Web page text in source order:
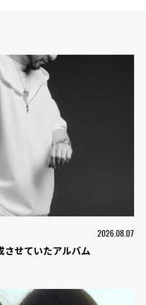
2026.08.07
させていたアルバム